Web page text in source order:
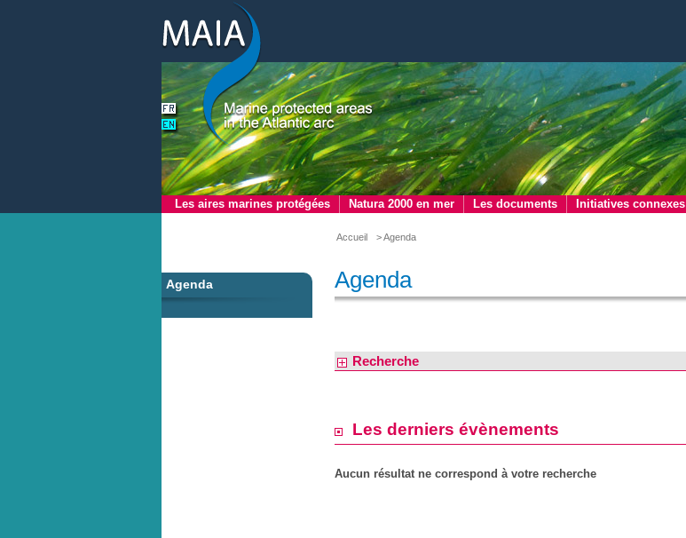
Les aires marines protégées Natura 2000 en mer Les documents Initiatives connexes
Accueil > Agenda
Agenda Agenda
Recherche
Les derniers évènements
Aucun résultat ne correspond à votre recherche